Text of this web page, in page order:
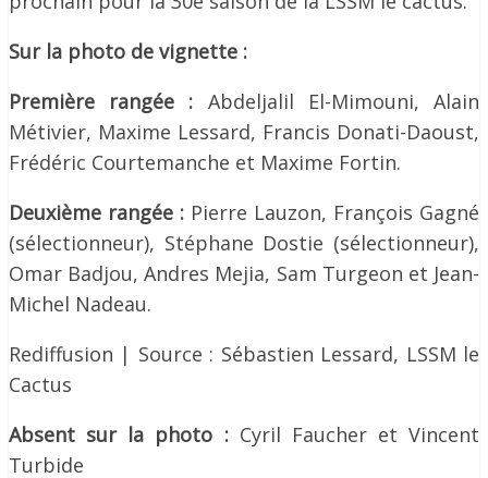
Sur la photo de vignette :
Première rangée : Abdeljalil El-Mimouni, Alain
Métivier, Maxime Lessard, Francis Donati-Daoust,
Frédéric Courtemanche et Maxime Fortin.
Deuxième rangée : Pierre Lauzon, François Gagné
(sélectionneur), Stéphane Dostie (sélectionneur),
Omar Badjou, Andres Mejia, Sam Turgeon et Jean-
Michel Nadeau.
Rediffusion | Source : Sébastien Lessard, LSSM le
Cactus
Absent sur la photo :Cyril Faucher et Vincent
Turbide